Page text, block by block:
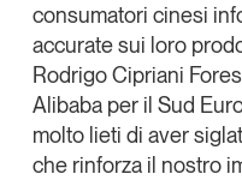
GS1 Italy GS1 Italy
GS1 Italy
consumatori cinesi
accurate sui loro
Rodrigo Cipriani
Alibaba per il Sud
molto lieti di aver
che rinforza il nostro